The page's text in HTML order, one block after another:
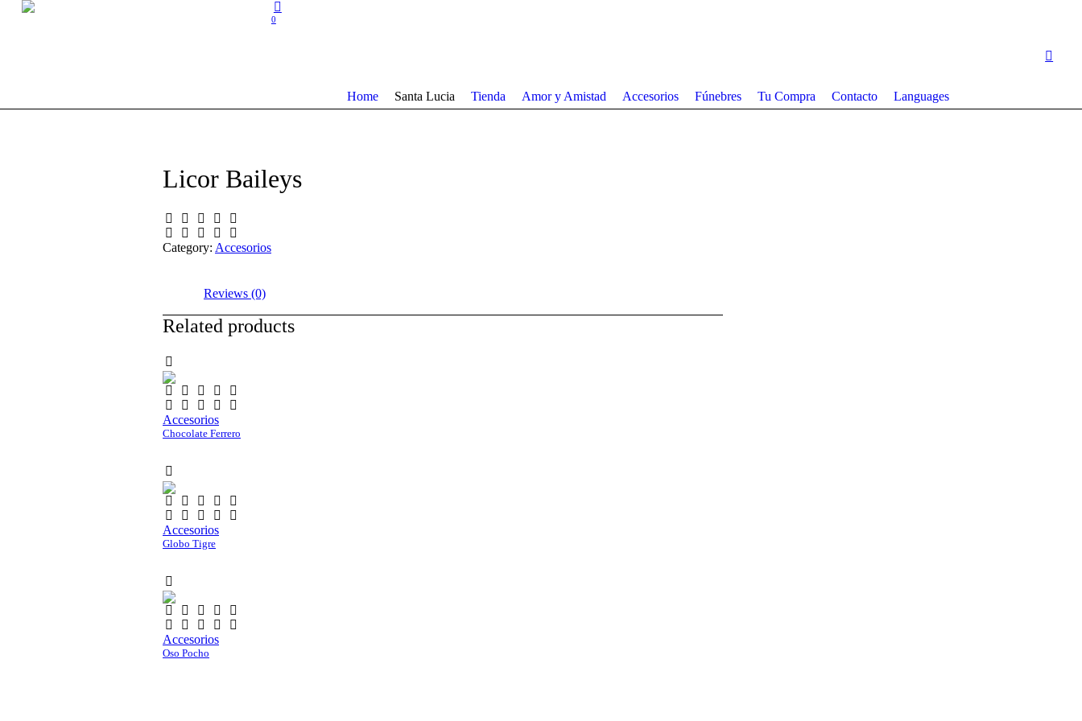
0
Home Santa Lucia Tienda Amor y Amistad Accesorios Fúnebres Tu Compra Contacto Languages
Licor Baileys
Category: Accesorios
Reviews (0)
Related products
Accesorios
Chocolate Ferrero
Accesorios
Globo Tigre
Accesorios
Oso Pocho